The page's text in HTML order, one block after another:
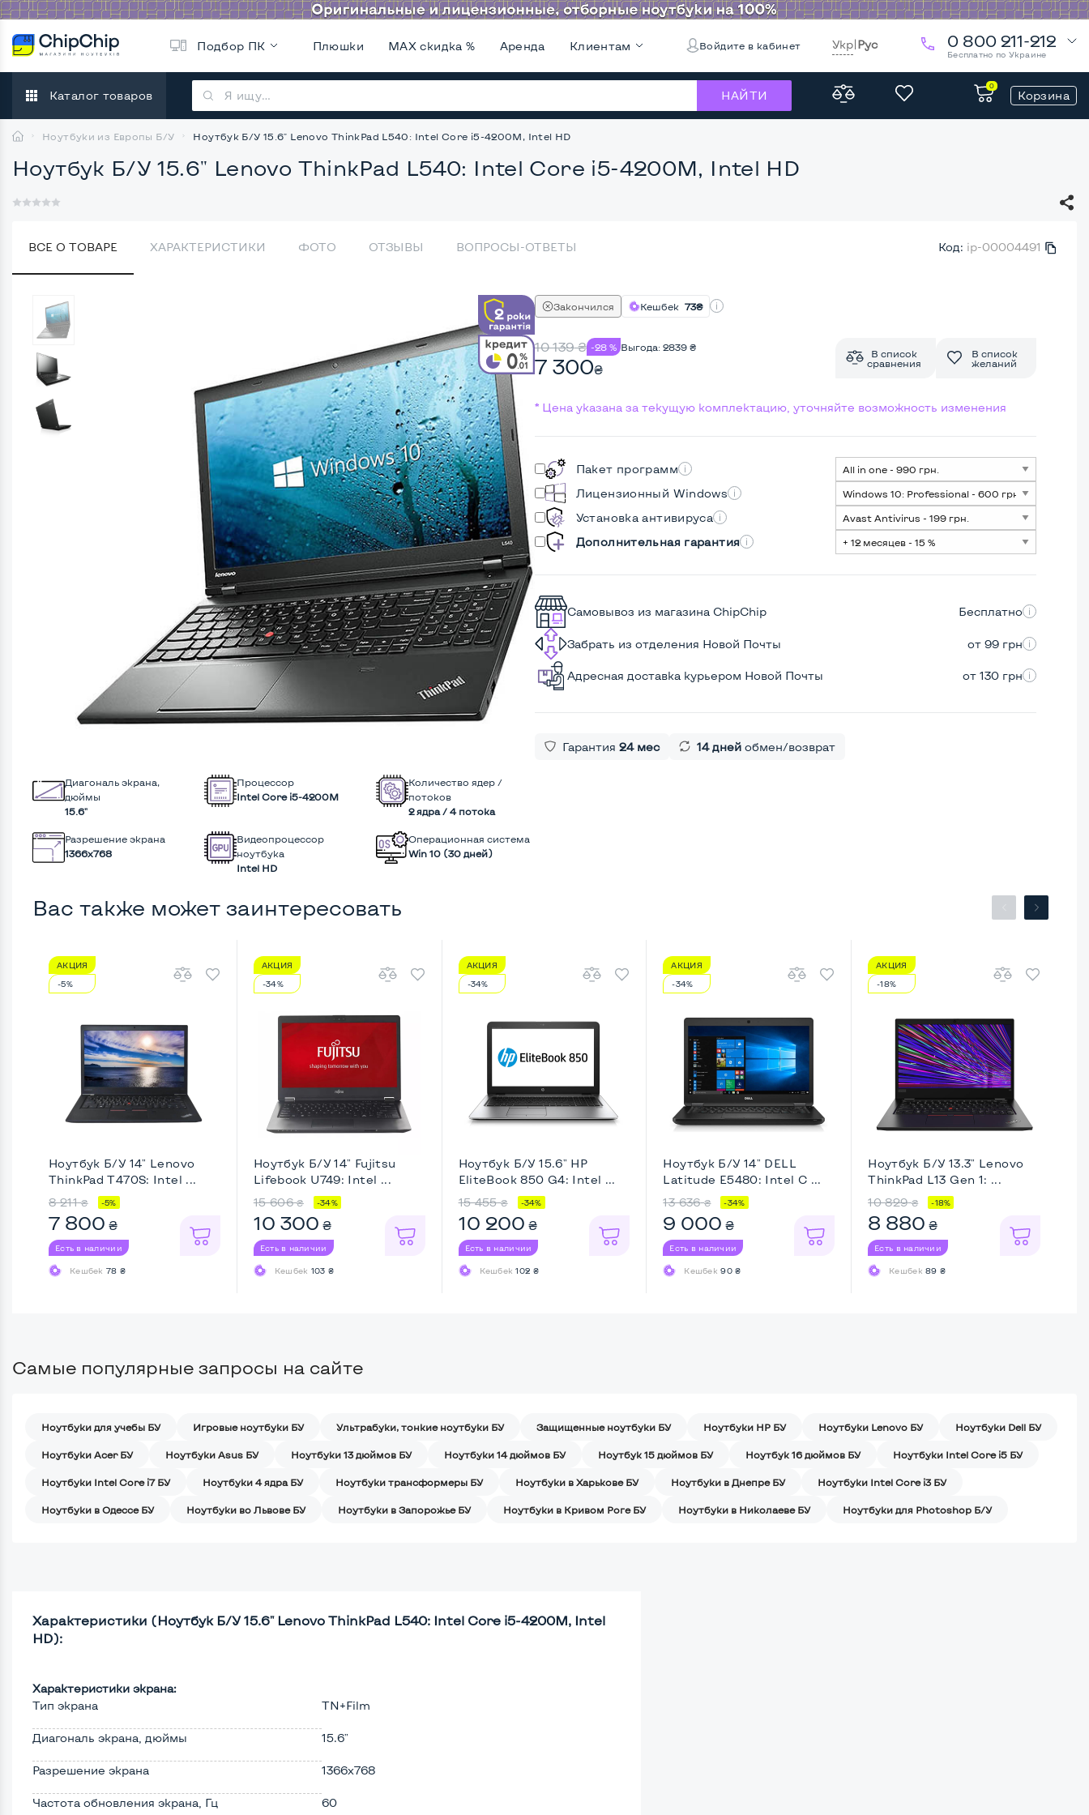
Подбор ПК Плюшки MAX скидка % Аренда Клиентам Войдите в кабинет Укр|Рус 0 800 211-212
Бесплатно по Украине
Каталог товаров НАЙТИ
0
Корзина
Ноутбуки из Европы Б/У Ноутбук Б/У 15.6" Lenovo ThinkPad L540: Intel Core i5-4200M, Intel HD
Ноутбук Б/У 15.6" Lenovo ThinkPad L540: Intel Core i5-4200M, Intel HD
ВСЕ О ТОВАРЕ ХАРАКТЕРИСТИКИ ФОТО ОТЗЫВЫ ВОПРОСЫ-ОТВЕТЫ Код: ip-00004491
Диагональ экрана,
дюймы
15.6"
Процессор
Intel Core i5-4200M
Количество ядер /
потоков
2 ядра / 4 потока
Разрешение экрана
1366x768
Видеопроцессор
ноутбука
Intel HD
Операционная система
Win 10 (30 дней)
Закончился Кешбек 73₴
10 139₴ -28 % Выгода: 2839₴
7 300₴
В список
сравнения
В список
желаний
* Цена указана за текущую комплектацию, уточняйте возможность изменения
Пакет программ
Лицензионный Windows
Установка антивируса
Дополнительная гарантия
Самовывоз из магазина ChipChip Бесплатно
Забрать из отделения Новой Почты от 99 грн
Адресная доставка курьером Новой Почты от 130 грн
Гарантия 24 мес 14 днейобмен/возврат
Вас также может заинтересовать
АКЦИЯ
-5%
Ноутбук Б/У 14" Lenovo
ThinkPad T470S: Intel ...
8 211 ₴ -5%
7 800 ₴
Есть в наличии
Кешбек 78 ₴
АКЦИЯ
-34%
Ноутбук Б/У 14" Fujitsu
Lifebook U749: Intel ...
15 606 ₴ -34%
10 300 ₴
Есть в наличии
Кешбек 103 ₴
АКЦИЯ
-34%
Ноутбук Б/У 15.6" HP
EliteBook 850 G4: Intel ...
15 455 ₴ -34%
10 200 ₴
Есть в наличии
Кешбек102 ₴
АКЦИЯ
-34%
Ноутбук Б/У 14" DELL
Latitude E5480: Intel C ...
13 636 ₴ -34%
9 000 ₴
Есть в наличии
Кешбек90 ₴
АКЦИЯ
-18%
Ноутбук Б/У 13.3" Lenovo
ThinkPad L13 Gen 1: ...
10 829 ₴ -18%
8 880 ₴
Есть в наличии
Кешбек89 ₴
Самые популярные запросы на сайте
Ноутбуки для учебы БУ Игровые ноутбуки БУ Ультрабуки, тонкие ноутбуки БУ Защищенные ноутбуки БУ Ноутбуки HP БУ Ноутбуки Lenovo БУ Ноутбуки Dell БУ
Ноутбуки Acer БУ Ноутбуки Asus БУ Ноутбуки 13 дюймов БУ Ноутбуки 14 дюймов БУ Ноутбук 15 дюймов БУ Ноутбук 16 дюймов БУ Ноутбуки Intel Core i5 БУ
Ноутбуки Intel Core i7 БУ Ноутбуки 4 ядра БУ Ноутбуки трансформеры БУ Ноутбуки в Харькове БУ Ноутбуки в Днепре БУ Ноутбуки Intel Core i3 БУ
Ноутбуки в Одессе БУ Ноутбуки во Львове БУ Ноутбуки в Запорожье БУ Ноутбуки в Кривом Роге БУ Ноутбуки в Николаеве БУ Ноутбуки для Photoshop Б/У
Характеристики (Ноутбук Б/У 15.6" Lenovo ThinkPad L540: Intel Core i5-4200M, Intel
HD):
Характеристики экрана:
Тип экрана
TN+Film
Диагональ экрана, дюймы 15.6"
Разрешение экрана 1366x768
Частота обновления экрана, Гц 60